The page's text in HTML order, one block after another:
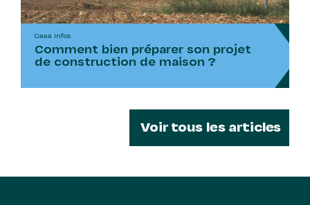
Casa Infos
Comment bien préparer son projet
de construction de maison ?
Voir tous les articles